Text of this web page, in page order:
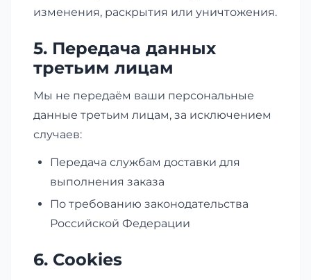
изменения, раскрытия или уничтожения.
5. Передача данных
третьим лицам
Мы не передаём ваши персональные
данные третьим лицам, за исключением
случаев:
Передача службам доставки для
выполнения заказа
По требованию законодательства
Российской Федерации
6. Cookies